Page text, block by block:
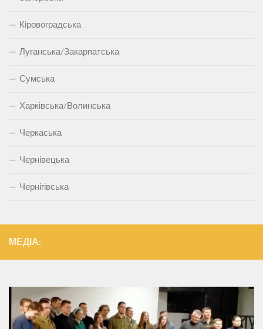
Кіровоградська
Луганська/Закарпатська
Сумська
Харківська/Волинська
Черкаська
Чернівецька
Чернігівська
МЕДІА: